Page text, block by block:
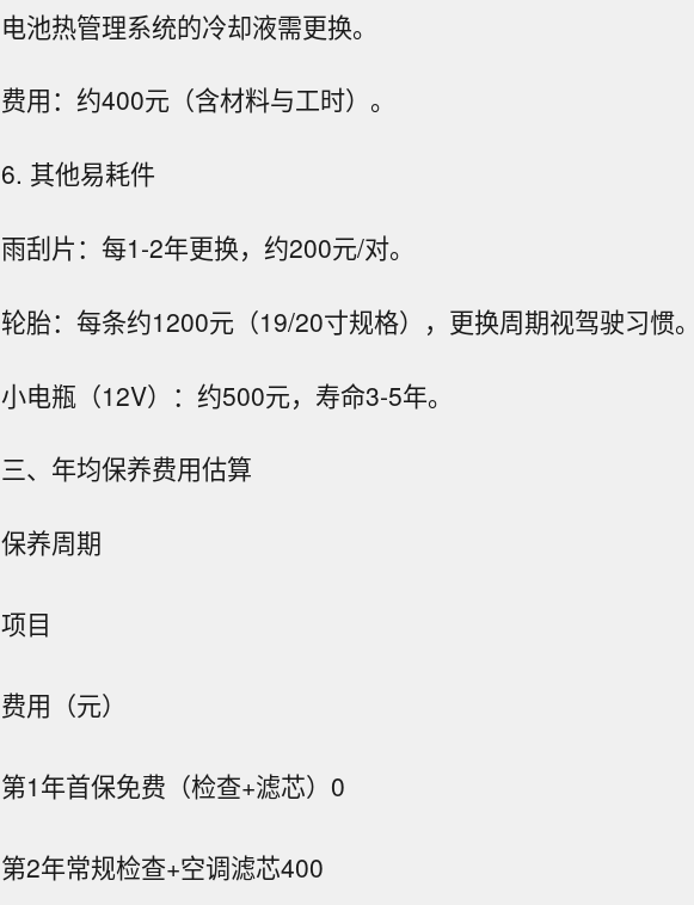
电池热管理系统的冷却液需更换。
费用：约400元（含材料与工时）。
6. 其他易耗件
雨刮片：每1-2年更换，约200元/对。
轮胎：每条约1200元（19/20寸规格），更换周期视驾驶习惯。
小电瓶（12V）：约500元，寿命3-5年。
三、年均保养费用估算
保养周期
项目
费用（元）
第1年首保免费（检查+滤芯） 0
第2年常规检查+空调滤芯400